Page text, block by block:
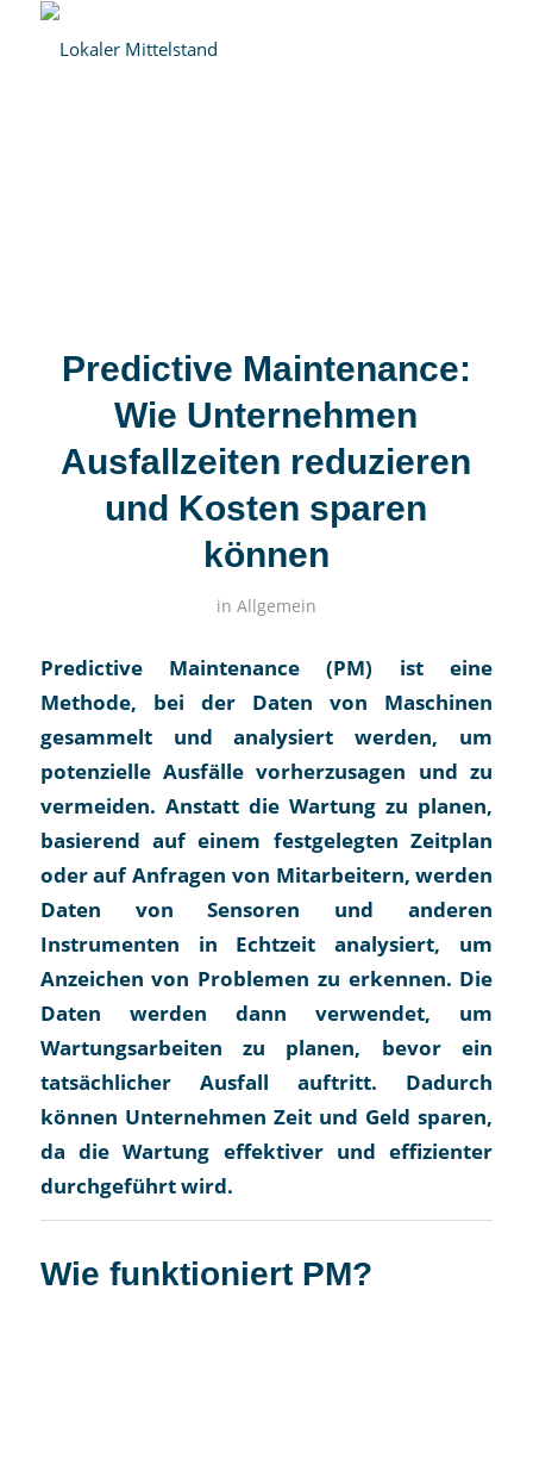
Predictive Maintenance:
Wie Unternehmen
Ausfallzeiten reduzieren
und Kosten sparen
können
in Allgemein
Predictive Maintenance (PM) ist eine
Methode, bei der Daten von Maschinen
gesammelt und analysiert werden, um
potenzielle Ausfälle vorherzusagen und zu
vermeiden. Anstatt die Wartung zu planen,
basierend auf einem festgelegten Zeitplan
oder auf Anfragen von Mitarbeitern, werden
Daten von Sensoren und anderen
Instrumenten in Echtzeit analysiert, um
Anzeichen von Problemen zu erkennen. Die
Daten werden dann verwendet, um
Wartungsarbeiten zu planen, bevor ein
tatsächlicher Ausfall auftritt. Dadurch
können Unternehmen Zeit und Geld sparen,
da die Wartung effektiver und effizienter
durchgeführt wird.
Wie funktioniert PM?